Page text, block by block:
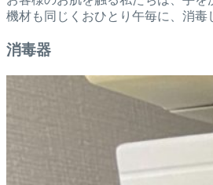
機材も同じくおひとり午毎に、消毒
消毒器